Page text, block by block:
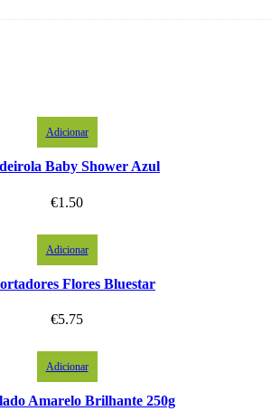
Adicionar
Baby Shower Azul
€1.50
Adicionar
Flores Bluestar
€5.75
Adicionar
Amarelo Brilhante 250g